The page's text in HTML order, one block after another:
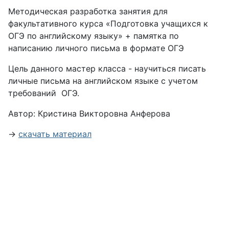
Методическая разработка занятия для
факультативного курса «Подготовка учащихся к
ОГЭ по английскому языку» + памятка по
написанию личного письма в формате ОГЭ
Цель данного мастер класса - научиться писать
личные письма на английском языке с учетом
требований ОГЭ.
Автор: Кристина Викторовна Анферова
→ скачать материал